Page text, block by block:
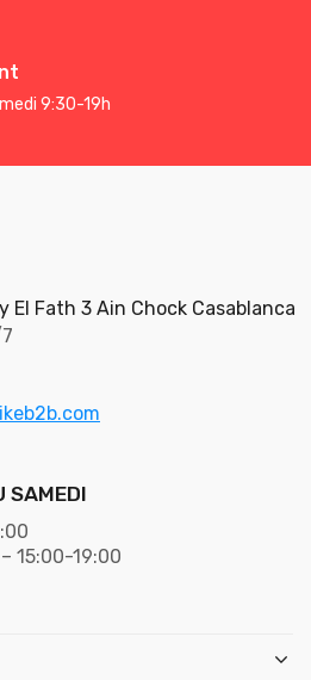
9:30-19h
El Fath 3 Ain Chock Casablanca
SAMEDI
15:00-19:00